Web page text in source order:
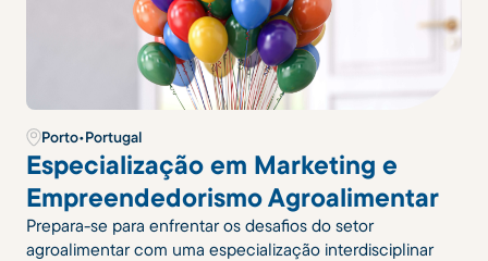
Porto•Portugal
Especialização em Marketing e
Empreendedorismo Agroalimentar
Prepara-se para enfrentar os desafios do setor
agroalimentar com uma especialização interdisciplinar